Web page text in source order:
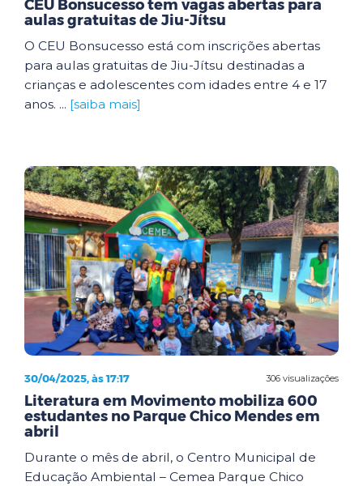
CEU Bonsucesso tem vagas abertas para
aulas gratuitas de Jiu-Jítsu
O CEU Bonsucesso está com inscrições abertas
para aulas gratuitas de Jiu-Jítsu destinadas a
crianças e adolescentes com idades entre 4 e 17
anos. ... [saiba mais]
306 visualizações
30/04/2025, às 17:17
Literatura em Movimento mobiliza 600
estudantes no Parque Chico Mendes em
abril
Durante o mês de abril, o Centro Municipal de
Educação Ambiental – Cemea Parque Chico